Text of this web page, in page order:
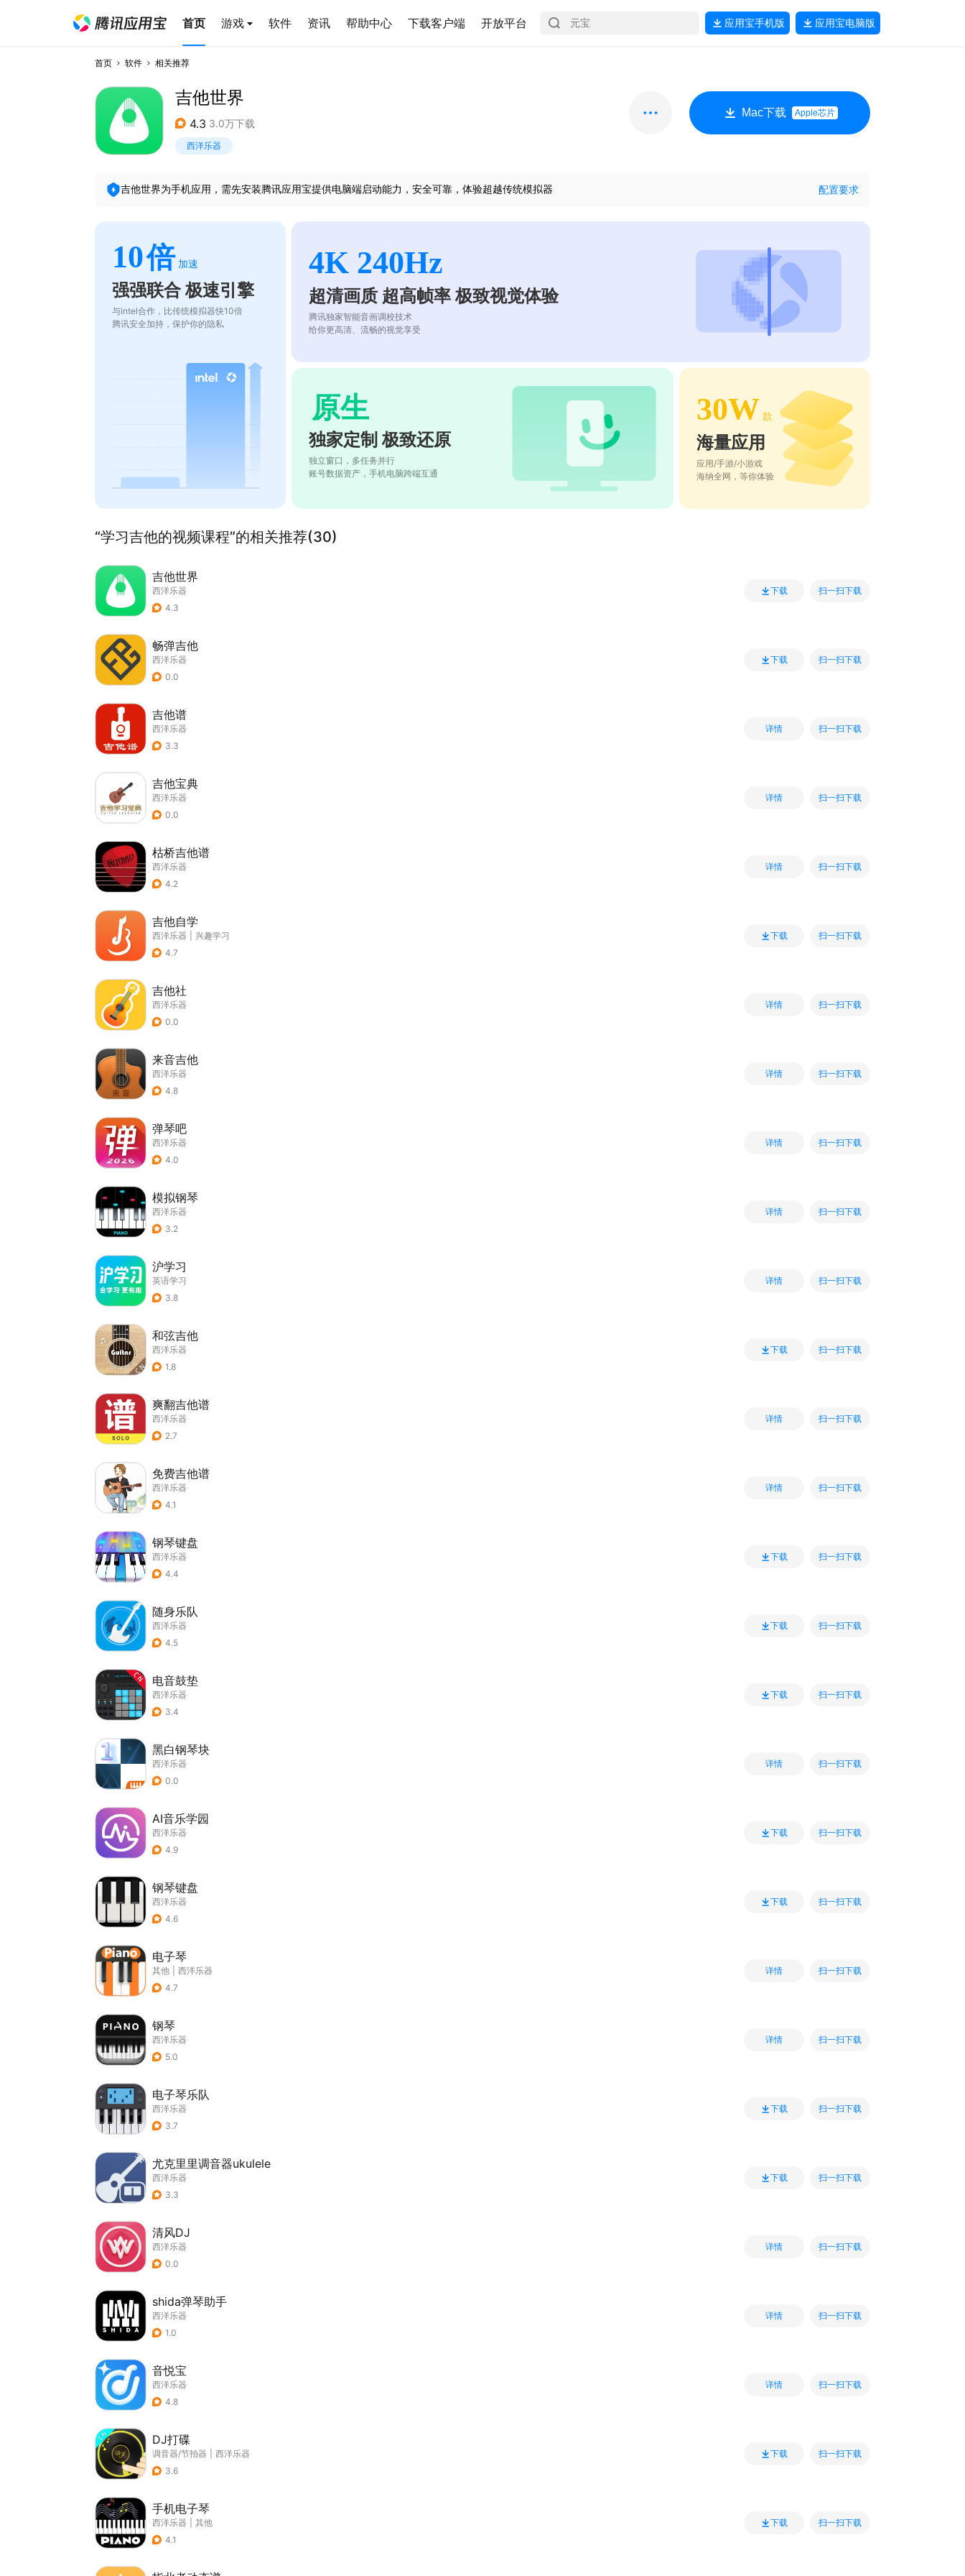
首页 游戏 软件 资讯 帮助中心 下载客户端 开放平台 应用宝手机版 应用宝电脑版
首页 软件 相关推荐
吉他世界
4.3 3.0万下载
西洋乐器
Mac下载 Apple芯片
吉他世界为手机应用，需先安装腾讯应用宝提供电脑端启动能力，安全可靠，体验超越传统模拟器 配置要求
10倍 加速
强强联合 极速引擎
与intel合作，比传统模拟器快10倍
腾讯安全加持，保护你的隐私
4K 240Hz
超清画质 超高帧率 极致视觉体验
腾讯独家智能音画调校技术
给你更高清、流畅的视觉享受
原生
独家定制 极致还原
独立窗口，多任务并行
账号数据资产，手机电脑跨端互通
30W 款
海量应用
应用/手游/小游戏
海纳全网，等你体验
“学习吉他的视频课程”的相关推荐(30)
吉他世界
西洋乐器
4.3
下载 扫一扫下载
畅弹吉他
西洋乐器
0.0
下载 扫一扫下载
吉他谱
西洋乐器
3.3
详情 扫一扫下载
吉他宝典
西洋乐器
0.0
详情 扫一扫下载
枯桥吉他谱
西洋乐器
4.2
详情 扫一扫下载
吉他自学
西洋乐器
兴趣学习
4.7
下载 扫一扫下载
吉他社
西洋乐器
0.0
详情 扫一扫下载
来音吉他
西洋乐器
4.8
详情 扫一扫下载
弹琴吧
西洋乐器
4.0
详情 扫一扫下载
模拟钢琴
西洋乐器
3.2
详情 扫一扫下载
沪学习
英语学习
3.8
详情 扫一扫下载
和弦吉他
西洋乐器
1.8
下载 扫一扫下载
爽翻吉他谱
西洋乐器
2.7
详情 扫一扫下载
免费吉他谱
西洋乐器
4.1
详情 扫一扫下载
钢琴键盘
西洋乐器
4.4
下载 扫一扫下载
随身乐队
西洋乐器
4.5
下载 扫一扫下载
电音鼓垫
西洋乐器
3.4
下载 扫一扫下载
黑白钢琴块
西洋乐器
0.0
详情 扫一扫下载
AI音乐学园
西洋乐器
4.9
下载 扫一扫下载
钢琴键盘
西洋乐器
4.6
下载 扫一扫下载
电子琴
其他
西洋乐器
4.7
详情 扫一扫下载
钢琴
西洋乐器
5.0
详情 扫一扫下载
电子琴乐队
西洋乐器
3.7
下载 扫一扫下载
尤克里里调音器ukulele
西洋乐器
3.3
下载 扫一扫下载
清风DJ
西洋乐器
0.0
详情 扫一扫下载
shida弹琴助手
西洋乐器
1.0
详情 扫一扫下载
音悦宝
西洋乐器
4.8
详情 扫一扫下载
DJ打碟
调音器/节拍器
西洋乐器
3.6
下载 扫一扫下载
手机电子琴
西洋乐器
其他
4.1
下载 扫一扫下载